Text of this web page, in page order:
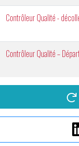
Contrôleur Qualité -
Contrôleur Qualité –